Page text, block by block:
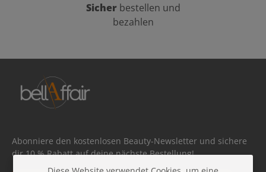
Sicher bestellen und
bezahlen
Abonniere den kostenlosen Beauty-Newsletter und sichere
dir 10 % Rabatt auf deine nächste Bestellung!